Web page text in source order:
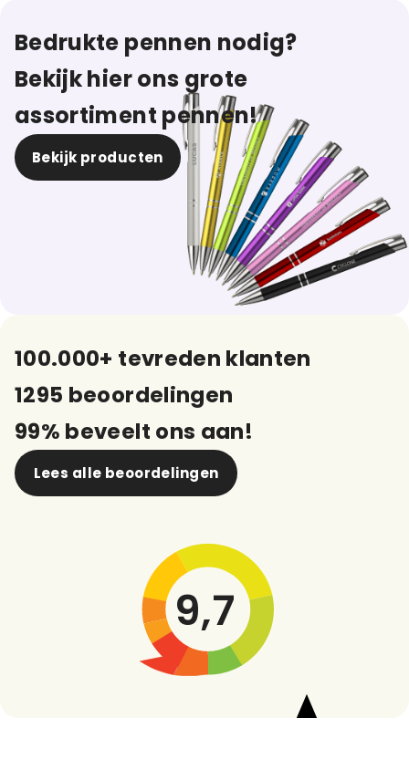
Bedrukte pennen nodig?
Bekijk hier ons grote
assortiment pennen!
Bekijk producten
100.000+ tevreden klanten
1295 beoordelingen
99% beveelt ons aan!
Lees alle beoordelingen
9,7